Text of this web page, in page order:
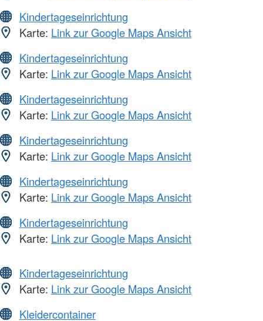
Kindertageseinrichtung
Karte: Link zur Google Maps Ansicht
Kindertageseinrichtung
Karte: Link zur Google Maps Ansicht
Kindertageseinrichtung
Karte: Link zur Google Maps Ansicht
Kindertageseinrichtung
Karte: Link zur Google Maps Ansicht
Kindertageseinrichtung
Karte: Link zur Google Maps Ansicht
Kindertageseinrichtung
Karte: Link zur Google Maps Ansicht
Kindertageseinrichtung
Karte: Link zur Google Maps Ansicht
Kleidercontainer